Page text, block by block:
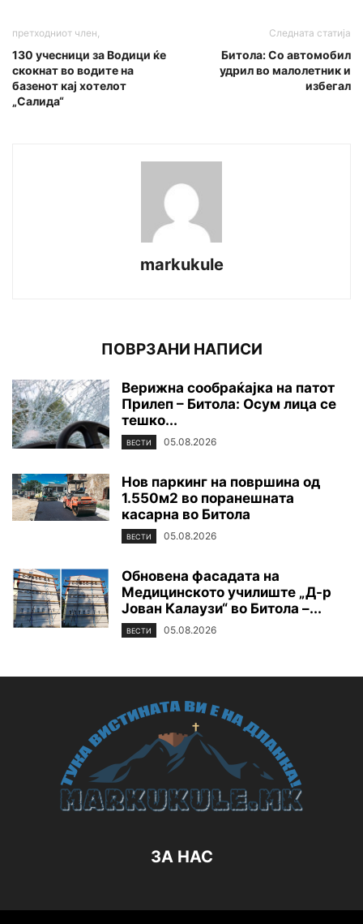
претходниот член,
130 учесници за Водици ќе
скокнат во водите на
базенот кај хотелот
„Салида“
Следната статија
Битола: Со автомобил
удрил во малолетник и
избегал
markukule
ПОВРЗАНИ НАПИСИ
Верижна сообраќајка на патот
Прилеп – Битола: Осум лица се
тешко...
ВЕСТИ 05.08.2026
Нов паркинг на површина од
1.550м2 во поранешната
касарна во Битола
ВЕСТИ 05.08.2026
Обновена фасадата на
Медицинското училиште „Д-р
Јован Калаузи“ во Битола –...
ВЕСТИ 05.08.2026
ЗА НАС